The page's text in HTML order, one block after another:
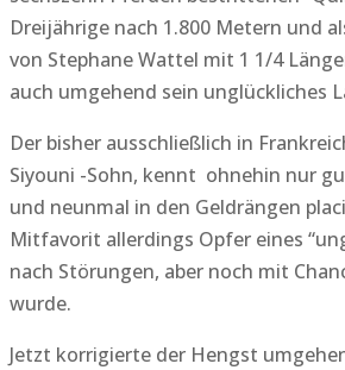
Dreijährige nach 1.800 Metern und
von Stephane Wattel mit 1 1/4
auch umgehend sein unglückliches
Der bisher ausschließlich in
Siyouni -Sohn, kennt ohnehin nur
und neunmal in den Geldrängen
Mitfavorit allerdings Opfer eines
nach Störungen, aber noch mit
wurde.
Jetzt korrigierte der Hengst